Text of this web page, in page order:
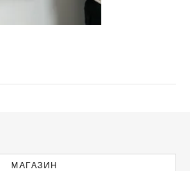
МАГАЗИН